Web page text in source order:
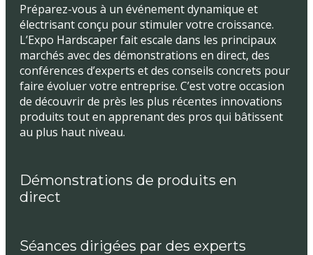
Préparez-vous à un événement dynamique et
électrisant conçu pour stimuler votre croissance.
L’Expo Hardscaper fait escale dans les principaux
marchés avec des démonstrations en direct, des
conférences d’experts et des conseils concrets pour
faire évoluer votre entreprise. C’est votre occasion
de découvrir de près les plus récentes innovations
produits tout en apprenant des pros qui bâtissent
au plus haut niveau.
Démonstrations de produits en
direct
Séances dirigées par des experts